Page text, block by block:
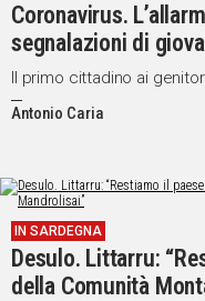
WHATSAPP
Social
Coronavirus.
segnalazioni di
chiacchiere nelle vie
Il primo cittadino ai
Antonio Caria
IN SARDEGNA
Desulo. Littarru:
della Comunità